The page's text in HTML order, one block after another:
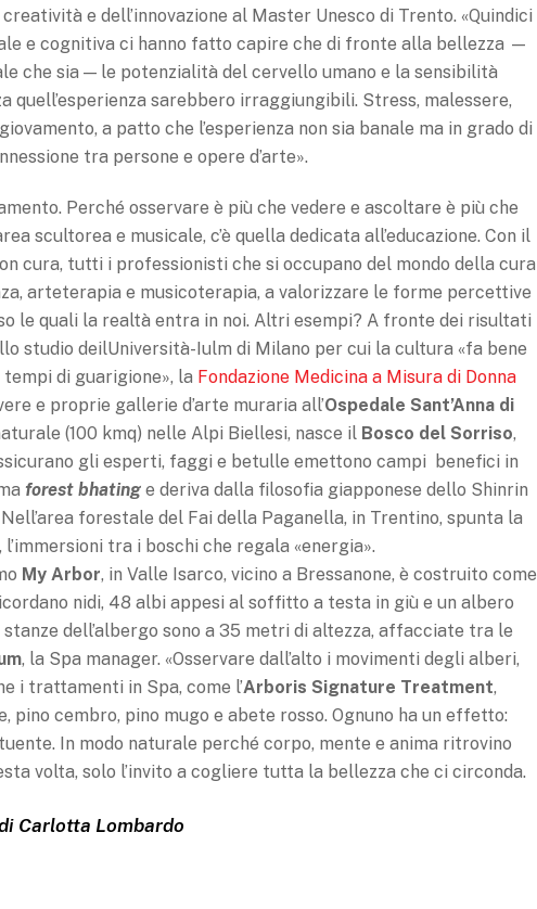
e dell’innovazione al Master Unesco di Trento. «Quindici
e cognitiva ci hanno fatto capire che di fron­te alla bellezza —
che sia — le potenzialità del cervello umano e la sensibilità
quell’esperien­za sarebbero irraggiungibili. Stress, malessere,
a patto che l’esperienza non sia banale ma in grado di
tra persone e opere d’arte».
Perché osservare è più che vedere e ascoltare è più che
scultorea e musicale, c’è quella dedicata all’educazione. Con il
cura, tutti i professionisti che si oc­cupano del mondo della cura
arteterapia e musicoterapia, a valorizzare le forme percettive
le quali la realtà entra in noi. Altri esempi? A fronte dei risultati
studio deilUniversità-Iulm di Milano per cui la cultura «fa bene
di guarigione», la Fondazione Medicina a Mi­sura di Donna
e proprie gallerie d’arte mu­raria all’Ospedale Sant’Anna di
(100 kmq) nelle Alpi Biellesi, nasce il Bosco del Sorriso,
gli esperti, faggi e betulle emettono campi benefici in
forest bhating e deriva dalla filosofia giapponese dello Shinrin
forestale del Fai della Paganella, in Trentino, spunta la
, l’immersioni tra i boschi che regala «energia».
My Arbor, in Valle Isarco, vicino a Bressanone, è costruito come
nidi, 48 albi appesi al soffitto a testa in giù e un albero
dell’albergo sono a 35 metri di altezza, affacciate tra le
, la Spa manager. «Osservare dall’alto i movimenti degli alberi,
i trattamenti in Spa, come l’Arboris Signature Treatment,
cembro, pino mugo e abete rosso. Ognuno ha un effetto:
In modo naturale perché corpo, mente e anima ritrovino
volta, solo l’invito a cogliere tutta la bellezza che ci circonda.
Carlotta Lombardo